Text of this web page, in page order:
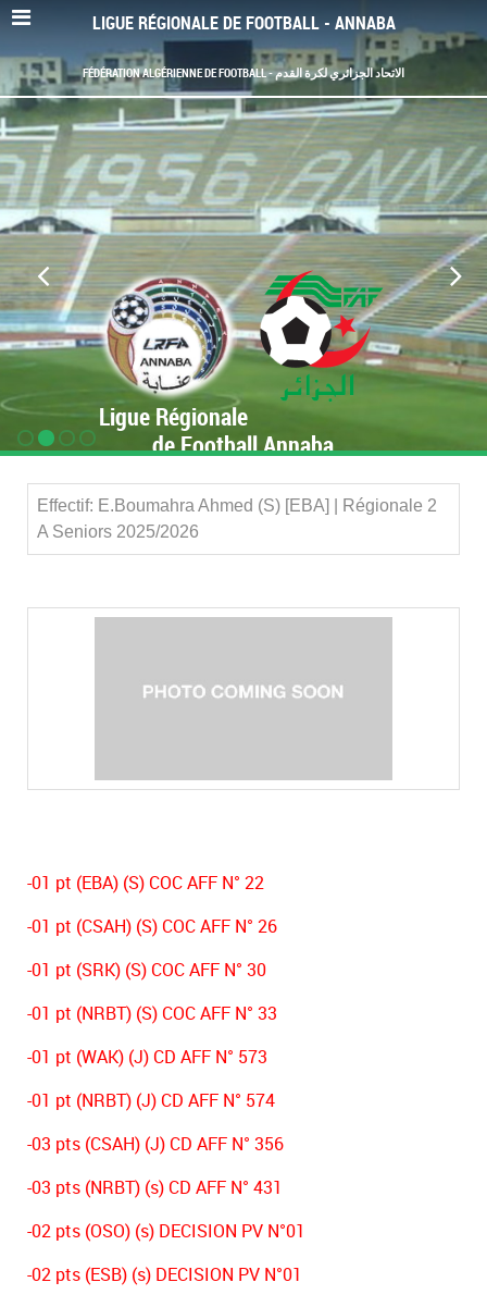
LIGUE RÉGIONALE DE FOOTBALL - ANNABA
FÉDÉRATION ALGÉRIENNE DE FOOTBALL - الاتحاد الجزائري لكرة القدم
Ligue Régionale
de Football Annaba
Effectif: E.Boumahra Ahmed (S) [EBA] | Régionale 2
A Seniors 2025/2026
-01 pt (EBA) (S) COC AFF N° 22
-01 pt (CSAH) (S) COC AFF N° 26
-01 pt (SRK) (S) COC AFF N° 30
-01 pt (NRBT) (S) COC AFF N° 33
-01 pt (WAK) (J) CD AFF N° 573
-01 pt (NRBT) (J) CD AFF N° 574
-03 pts (CSAH) (J) CD AFF N° 356
-03 pts (NRBT) (s) CD AFF N° 431
-02 pts (OSO) (s) DECISION PV N°01
-02 pts (ESB) (s) DECISION PV N°01